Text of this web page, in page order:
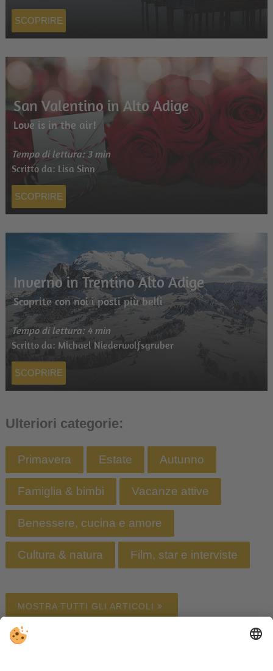
SCOPRIRE
San Valentino in Alto Adige
Love is in the air!
Tempo di lettura: 3 min
Scritto da: Lisa Sinn
SCOPRIRE
Inverno in Trentino Alto Adige
Scoprite con noi i posti più belli
Tempo di lettura: 4 min
Scritto da: Michael Niederwolfsgruber
SCOPRIRE
Ulteriori categorie:
Primavera Estate Autunno
Famiglia & bimbi Vacanze attive
Benessere, cucina e amore
Cultura & natura Film, star e interviste
MOSTRA TUTTI GLI ARTICOLI